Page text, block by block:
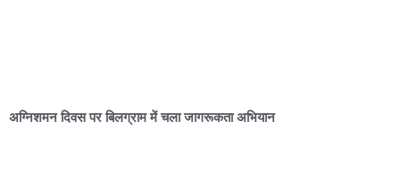
अग्निशमन दिवस पर बिलग्राम में चला जागरूकता अभियान